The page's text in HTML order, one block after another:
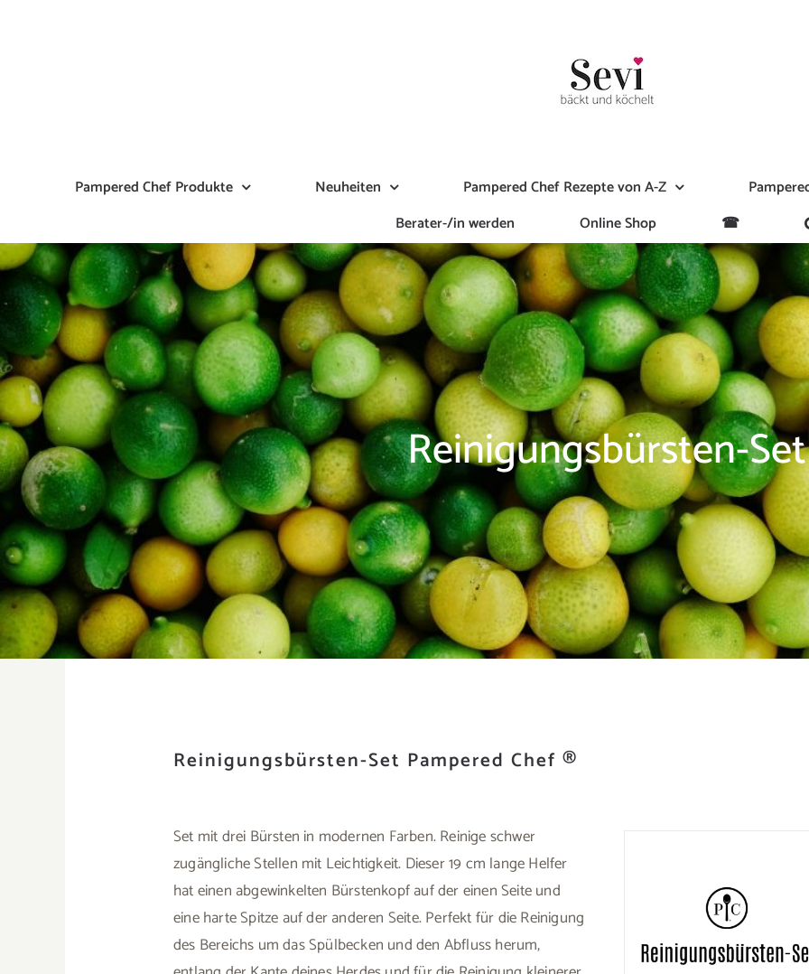
Pampered Chef Produkte Neuheiten Pampered Chef Rezepte von A-Z
Berater-/in werden
Online Shop ☎
Reinigungsbürsten-Set
Reinigungsbürsten-Set Pampered Chef ®
Set mit drei Bürsten in modernen Farben. Reinige schwer
zugängliche Stellen mit Leichtigkeit. Dieser 19 cm lange Helfer
hat einen abgewinkelten Bürstenkopf auf der einen Seite und
eine harte Spitze auf der anderen Seite. Perfekt für die Reinigung
des Bereichs um das Spülbecken und den Abfluss herum,